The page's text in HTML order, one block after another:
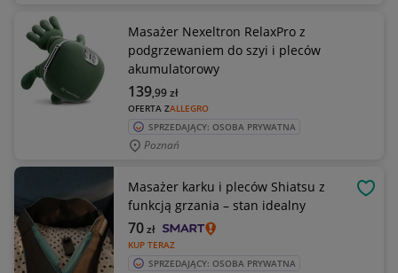
Masażer Nexeltron RelaxPro z
podgrzewaniem do szyi i pleców
akumulatorowy
OFERTA ZALLEGRO
139,99zł
SPRZEDAJĄCY: OSOBA PRYWATNA
Poznań
Masażer karku i pleców Shiatsu z
funkcją grzania – stan idealny
KUP TERAZ
70zł
SPRZEDAJĄCY: OSOBA PRYWATNA